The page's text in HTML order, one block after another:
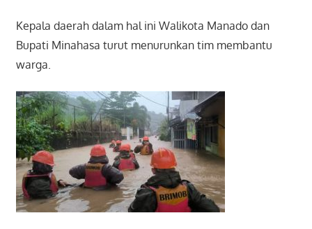
Kepala daerah dalam hal ini Walikota Manado dan
Bupati Minahasa turut menurunkan tim membantu
warga.